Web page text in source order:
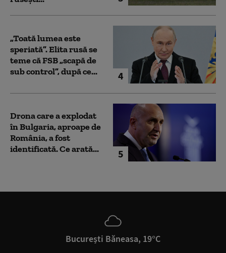
4
„Toată lumea este
speriată”. Elita rusă se
teme că FSB „scapă de
sub control”, după ce...
5
Drona care a explodat
în Bulgaria, aproape de
România, a fost
identificată. Ce arată...
București Băneasa, 19°C